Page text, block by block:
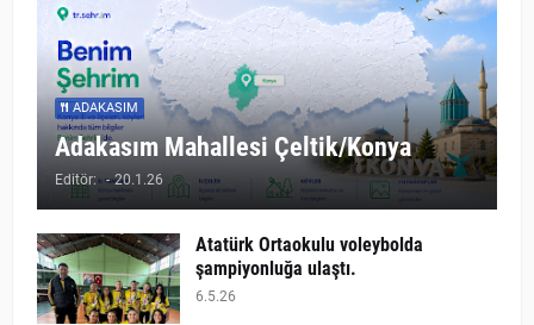
ADAKASIM
Adakasım Mahallesi Çeltik/Konya
Editör: - 20.1.26
Atatürk Ortaokulu voleybolda
şampiyonluğa ulaştı.
6.5.26